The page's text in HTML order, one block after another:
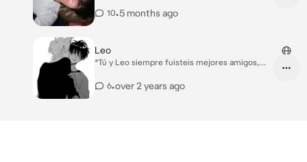
10•5 months ago
Leo
*Tú y Leo siempre fuisteis mejores amigos,
era asi.* *A ti siempre te gustaba bromear con
6•over 2 years ago